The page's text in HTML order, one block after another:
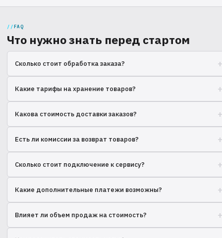
FAQ
Что нужно знать перед стартом
Сколько стоит обработка заказа?
Какие тарифы на хранение товаров?
складе и срок хранения. Детали в прайсе.
Какова стоимость доставки заказов?
посылки. Возможны различные варианты.
Есть ли комиссии за возврат товаров?
оплачивается отдельно согласно тарифам.
Сколько стоит подключение к сервису?
фактически использованные услуги.
Какие дополнительные платежи возможны?
упаковку, фотографирование товаров.
Влияет ли объем продаж на стоимость?